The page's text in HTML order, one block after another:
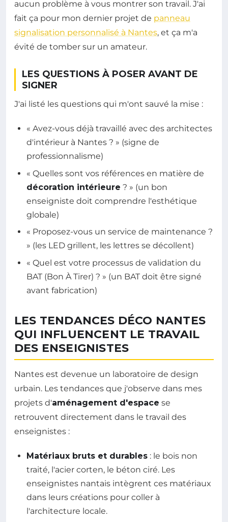
aucun problème à vous montrer son travail. J'ai
fait ça pour mon dernier projet de panneau
signalisation personnalisé à Nantes, et ça m'a
évité de tomber sur un amateur.
LES QUESTIONS À POSER AVANT DE
SIGNER
J'ai listé les questions qui m'ont sauvé la mise :
« Avez-vous déjà travaillé avec des architectes
d'intérieur à Nantes ? » (signe de
professionnalisme)
« Quelles sont vos références en matière de
décoration intérieure ? » (un bon
enseigniste doit comprendre l'esthétique
globale)
« Proposez-vous un service de maintenance ?
» (les LED grillent, les lettres se décollent)
« Quel est votre processus de validation du
BAT (Bon À Tirer) ? » (un BAT doit être signé
avant fabrication)
LES TENDANCES DÉCO NANTES
QUI INFLUENCENT LE TRAVAIL
DES ENSEIGNISTES
Nantes est devenue un laboratoire de design
urbain. Les tendances que j'observe dans mes
projets d'aménagement d'espace se
retrouvent directement dans le travail des
enseignistes :
Matériaux bruts et durables : le bois non
traité, l'acier corten, le béton ciré. Les
enseignistes nantais intègrent ces matériaux
dans leurs créations pour coller à
l'architecture locale.